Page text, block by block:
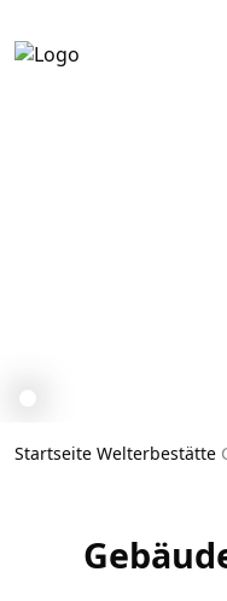
Gebäude
Startseite Welterbestätte